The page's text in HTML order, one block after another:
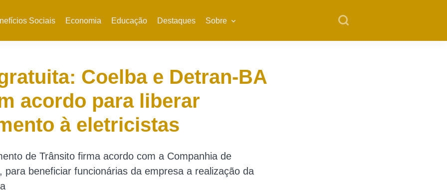
Sociais Economia Educação Destaques Sobre
Coelba e Detran-BA
acordo para liberar
à eletricistas
de Trânsito firma acordo com a Companhia de
para beneficiar funcionárias da empresa a realização da